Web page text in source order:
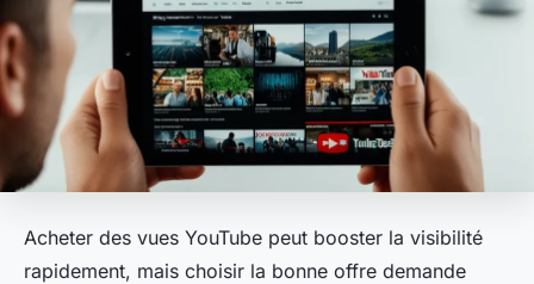
Acheter des vues YouTube peut booster la visibilité
rapidement, mais choisir la bonne offre demande